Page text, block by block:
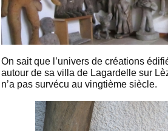
On sait que l’univers de créations
autour de sa villa de Lagardelle sur
n’a pas survécu au vingtième siècle.